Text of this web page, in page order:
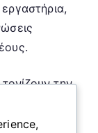
την
σε